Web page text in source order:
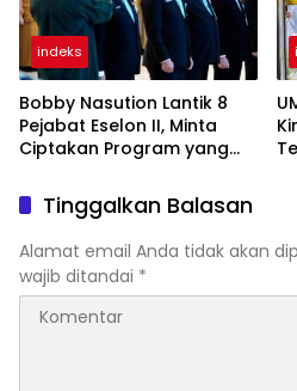
indeks
Bobby Nasution Lantik 8
Pejabat Eselon II, Minta
Ciptakan Program yang
Ekonomi
Tinggalkan Balasan
Alamat email Anda tidak akan
wajib ditandai *